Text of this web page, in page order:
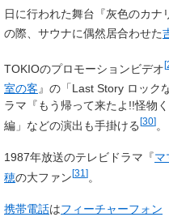
日に行われた舞台『灰色のカナ
の際、サウナに偶然居合わせた
TOKIOのプロモーションビデオ[
室の客 』の「Last Story ロック
ラマ『もう帰って来たよ!!怪物
編」などの演出も手掛ける[30]。
1987年放送のテレビドラマ『マ
穂の大ファン[31 ] 。
携帯電話はフィーチャーフォン